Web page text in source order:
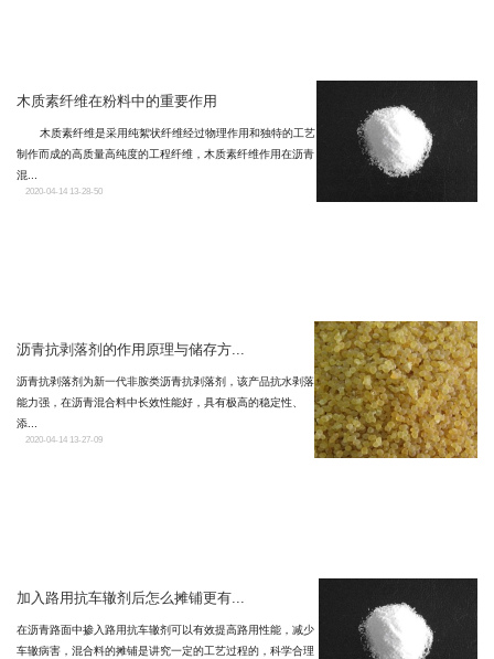
木质素纤维在粉料中的重要作用
木质素纤维是采用纯絮状纤维经过物理作用和独特的工艺
制作而成的高质量高纯度的工程纤维，木质素纤维作用在沥青
混...
2020-04-14 13-28-50
沥青抗剥落剂的作用原理与储存方...
沥青抗剥落剂为新一代非胺类沥青抗剥落剂，该产品抗水剥落
能力强，在沥青混合料中长效性能好，具有极高的稳定性、
添...
2020-04-14 13-27-09
加入路用抗车辙剂后怎么摊铺更有...
在沥青路面中掺入路用抗车辙剂可以有效提高路用性能，减少
车辙病害，混合料的摊铺是讲究一定的工艺过程的，科学合理